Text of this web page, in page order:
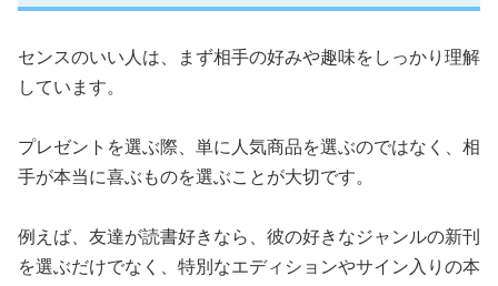
センスのいい人は、まず相手の好みや趣味をしっかり理解
しています。
プレゼントを選ぶ際、単に人気商品を選ぶのではなく、相
手が本当に喜ぶものを選ぶことが大切です。
例えば、友達が読書好きなら、彼の好きなジャンルの新刊
を選ぶだけでなく、特別なエディションやサイン入りの本